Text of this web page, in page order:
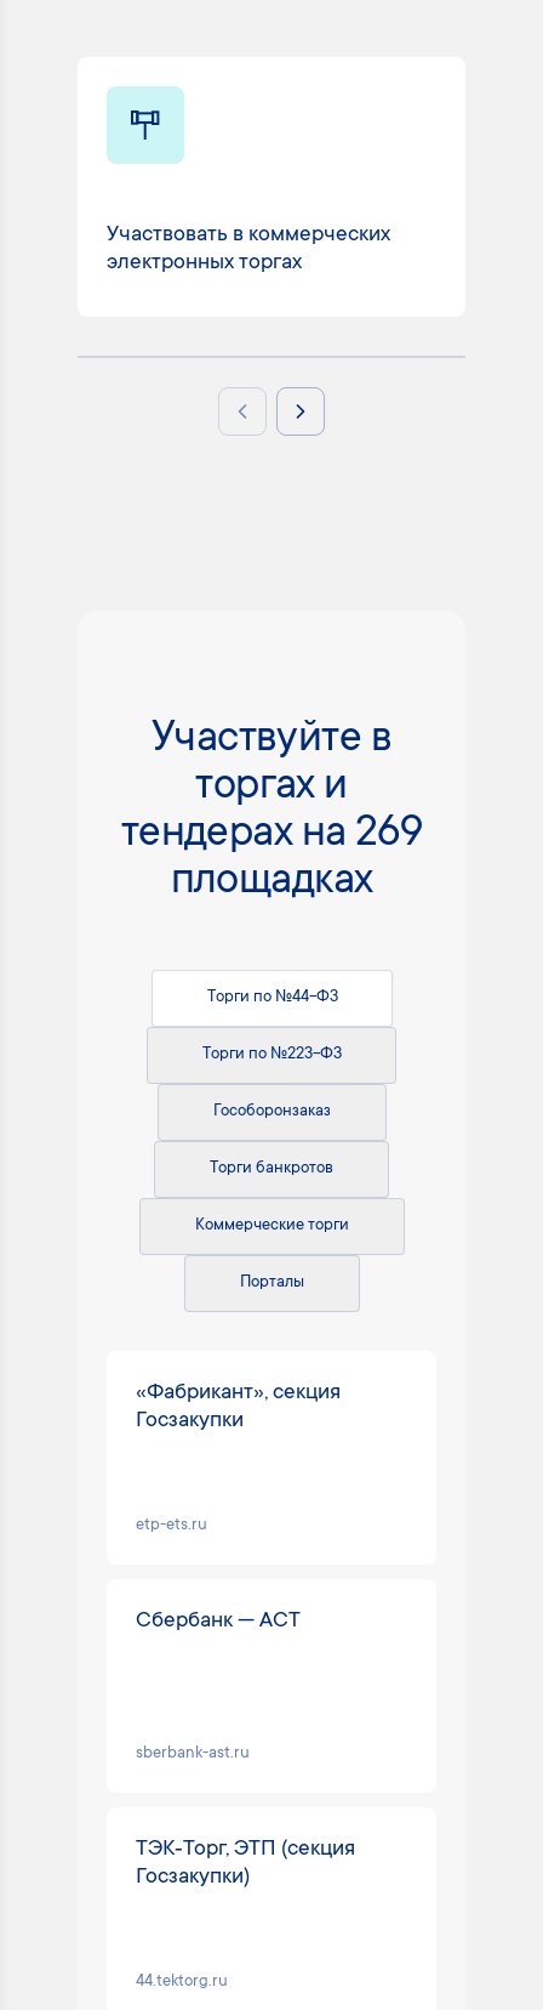
Участвовать в коммерческих
электронных торгах
Previous slideNext slide
Участвуйте в
торгах и
тендерах на 269
площадках
Торги по №44-ФЗ
Торги по №223-ФЗ
Гособоронзаказ
Торги банкротов
Коммерческие торги
Порталы
«Фабрикант», секция
Госзакупки
etp-ets.ru
Сбербанк — АСТ
sberbank-ast.ru
ТЭК‑Торг, ЭТП (секция
Госзакупки)
44.tektorg.ru